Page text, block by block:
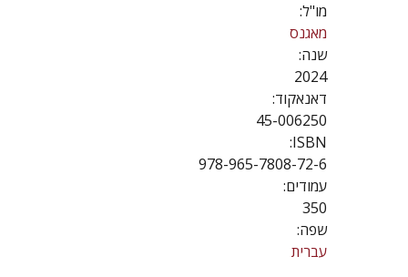
מו"ל:
מאגנס
שנה:
2024
דאנאקוד:
45-006250
ISBN:
978-965-7808-72-6
עמודים:
350
שפה:
עברית